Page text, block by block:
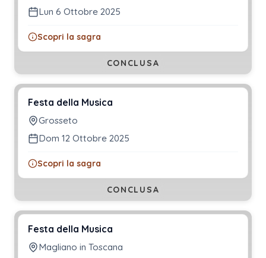
Lun 6 Ottobre 2025
Scopri la sagra
CONCLUSA
Festa della Musica
Grosseto
Dom 12 Ottobre 2025
Scopri la sagra
CONCLUSA
Festa della Musica
Magliano in Toscana